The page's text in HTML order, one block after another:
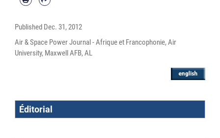
Published Dec. 31, 2012
Air & Space Power Journal - Afrique et Francophonie, Air
University, Maxwell AFB, AL
Éditorial